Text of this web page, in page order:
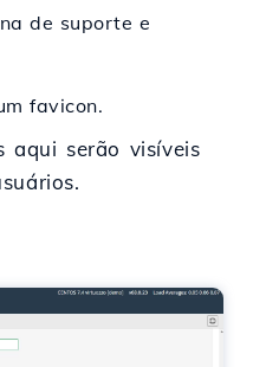
de suporte e
favicon.
aqui serão visíveis